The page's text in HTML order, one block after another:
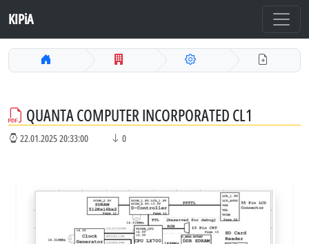
KIPiA
QUANTA COMPUTER INCORPORATED CL1
22.01.2025 20:33:00 0